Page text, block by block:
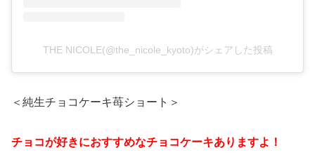
THE NICOLE(@the_nicole_kyoto)がシェアした投稿
＜純生チョコケーキ苺ショート＞
チョコが好きにおすすめなチョコケーキありますよ！